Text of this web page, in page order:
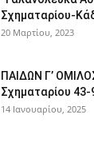
Σχηματαρίου-
20 Μαρτίου, 2023
ΠΑΙΔΩΝ Γ’
Σχηματαρίου 43-
14 Ιανουαρίου, 2025